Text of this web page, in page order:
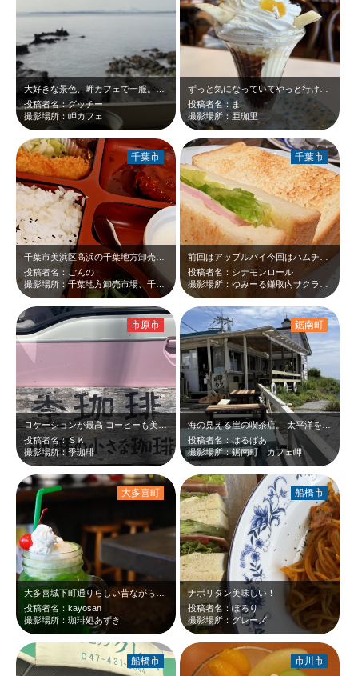
投稿者名：グッチー
撮影場所：岬カフェ
投稿者名：ま
撮影場所：亜珈里
千葉市美浜区高浜の千葉地方卸売市場 二階の喫茶モーニングのランチ ハンバー…
投稿者名：ごんの
撮影場所：千葉地方卸売市場、千葉市
千葉市
投稿者名：シナモンロール
千葉市
ロケーションが最高 コーヒーも美味しいし、ランチも美味しい
投稿者名：ＳＫ
撮影場所：季珈琲
市原市
海の見える崖の喫茶店。 太平洋を望むカウンターで飲む一杯のコーヒー 若者も…
投稿者名：はるばあ
撮影場所：鋸南町 カフェ岬
鋸南町
投稿者名：kayosan
撮影場所：珈琲処あずき
大多喜町
ナポリタン美味しい！
投稿者名：ぽろり
撮影場所：グレーズ
船橋市
船橋市 市川市